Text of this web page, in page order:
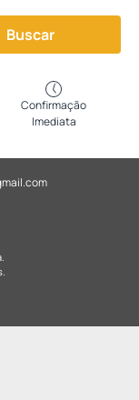
Buscar
Confirmação
Imediata